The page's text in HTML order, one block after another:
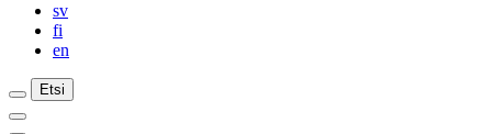
sv
fi
en
Etsi
Etsi
Etsi
Päävalikko